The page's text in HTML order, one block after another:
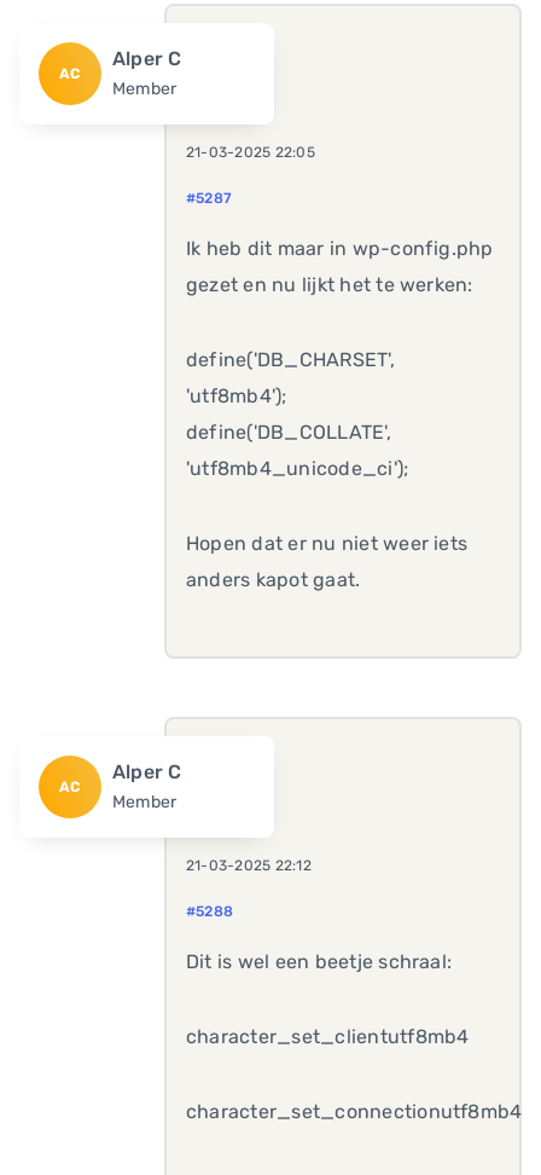
AC
Alper C
Member
21-03-2025 22:05
#5287
Ik heb dit maar in wp-config.php
gezet en nu lijkt het te werken:
define('DB_CHARSET',
'utf8mb4');
define('DB_COLLATE',
'utf8mb4_unicode_ci');
Hopen dat er nu niet weer iets
anders kapot gaat.
AC
Alper C
Member
21-03-2025 22:12
#5288
Dit is wel een beetje schraal:
character_set_clientutf8mb4
character_set_connectionutf8mb4